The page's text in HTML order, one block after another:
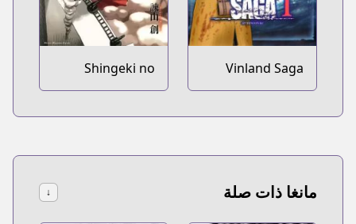
Vinland Saga
Shingeki no
Kyojin
مانغا ذات صلة ↓